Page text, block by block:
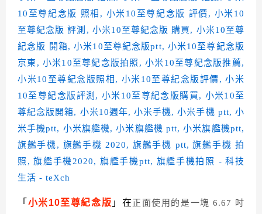
「 小米10至尊紀念版 」在 正面使用的是一塊 6.67 吋